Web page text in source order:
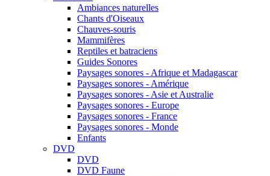
Ambiances naturelles
Chants d'Oiseaux
Chauves-souris
Mammifères
Reptiles et batraciens
Guides Sonores
Paysages sonores - Afrique et Madagascar
Paysages sonores - Amérique
Paysages sonores - Asie et Australie
Paysages sonores - Europe
Paysages sonores - France
Paysages sonores - Monde
Enfants
DVD
DVD
DVD Faune